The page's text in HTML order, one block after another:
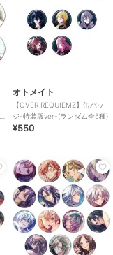
オトメイト
【OVER REQUIEMZ】缶バッ
ジ-特装版ver-(ランダム全5種)
¥550